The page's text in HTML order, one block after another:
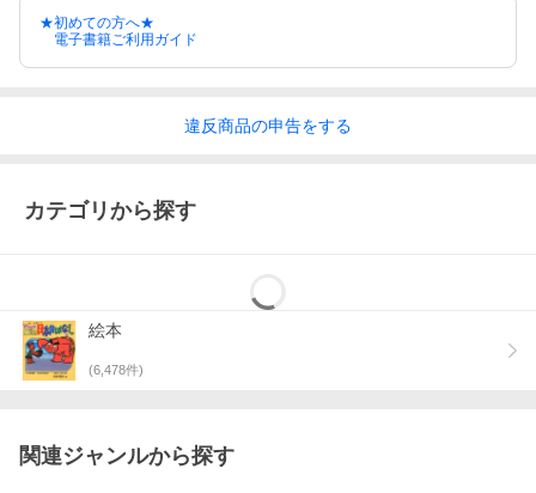
★初めての方へ★
電子書籍ご利用ガイド
違反商品の申告をする
カテゴリから探す
絵本
(6,478件)
関連ジャンルから探す